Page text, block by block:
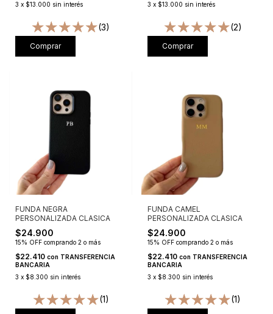
3 x $13.000 sin interés
(3)
Comprar
3 x $13.000 sin interés
(2)
Comprar
FUNDA NEGRA
PERSONALIZADA CLASICA
$24.900
15% OFF comprando 2 o más
$22.410 con TRANSFERENCIA
BANCARIA
3 x $8.300 sin interés
(1)
FUNDA CAMEL
PERSONALIZADA CLASICA
$24.900
15% OFF comprando 2 o más
$22.410 con TRANSFERENCIA
BANCARIA
3 x $8.300 sin interés
(1)